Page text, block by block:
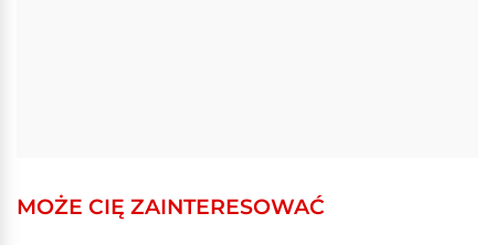
MOŻE CIĘ ZAINTERESOWAĆ